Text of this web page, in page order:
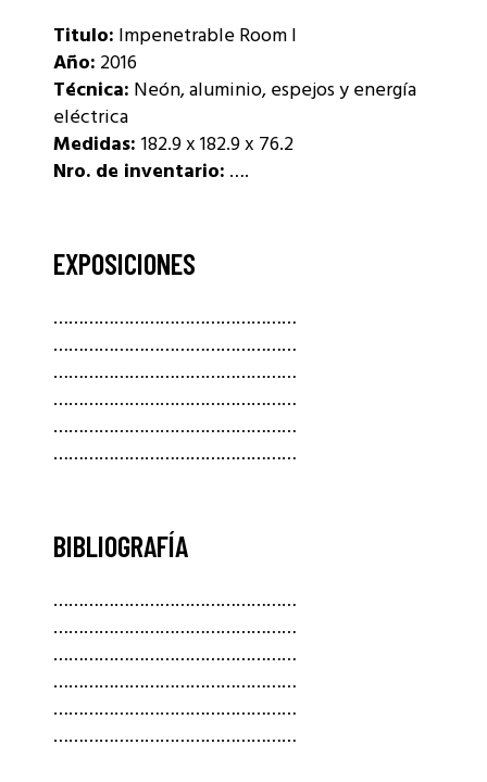
Titulo: Impenetrable Room I
Año: 2016
Técnica: Neón, aluminio, espejos y energía
eléctrica
Medidas: 182.9 x 182.9 x 76.2
Nro. de inventario: ….
EXPOSICIONES
…………………………………………
…………………………………………
…………………………………………
…………………………………………
…………………………………………
…………………………………………
BIBLIOGRAFÍA
…………………………………………
…………………………………………
…………………………………………
…………………………………………
…………………………………………
…………………………………………